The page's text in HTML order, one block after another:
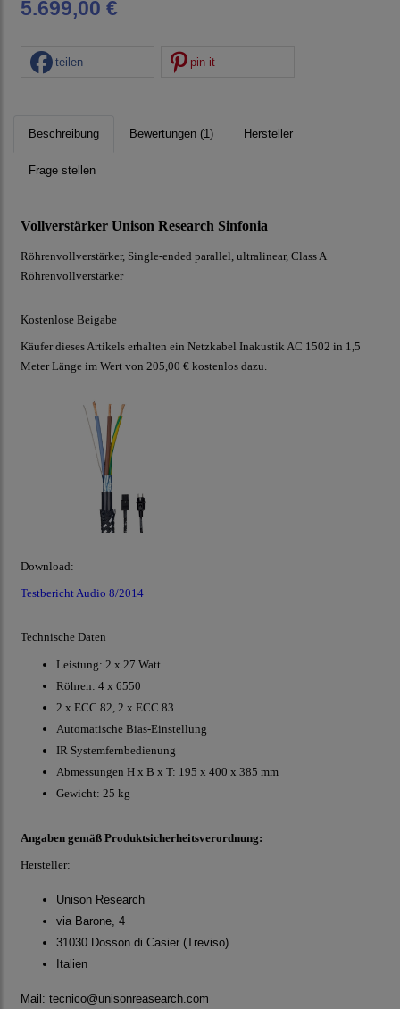
5.699,00 €
teilen pin it
Beschreibung Bewertungen (1) Hersteller
Frage stellen
Vollverstärker Unison Research Sinfonia
Röhrenvollverstärker, Single-ended parallel, ultralinear, Class A
Röhrenvollverstärker
Kostenlose Beigabe
Käufer dieses Artikels erhalten ein Netzkabel Inakustik AC 1502 in 1,5
Meter Länge im Wert von 205,00 € kostenlos dazu.
Download:
Testbericht Audio 8/2014
Technische Daten
Leistung: 2 x 27 Watt
Röhren: 4 x 6550
2 x ECC 82, 2 x ECC 83
Automatische Bias-Einstellung
IR Systemfernbedienung
Abmessungen H x B x T: 195 x 400 x 385 mm
Gewicht: 25 kg
Angaben gemäß Produktsicherheitsverordnung:
Hersteller:
Unison Research
via Barone, 4
31030 Dosson di Casier (Treviso)
Italien
Mail: tecnico@unisonreasearch.com